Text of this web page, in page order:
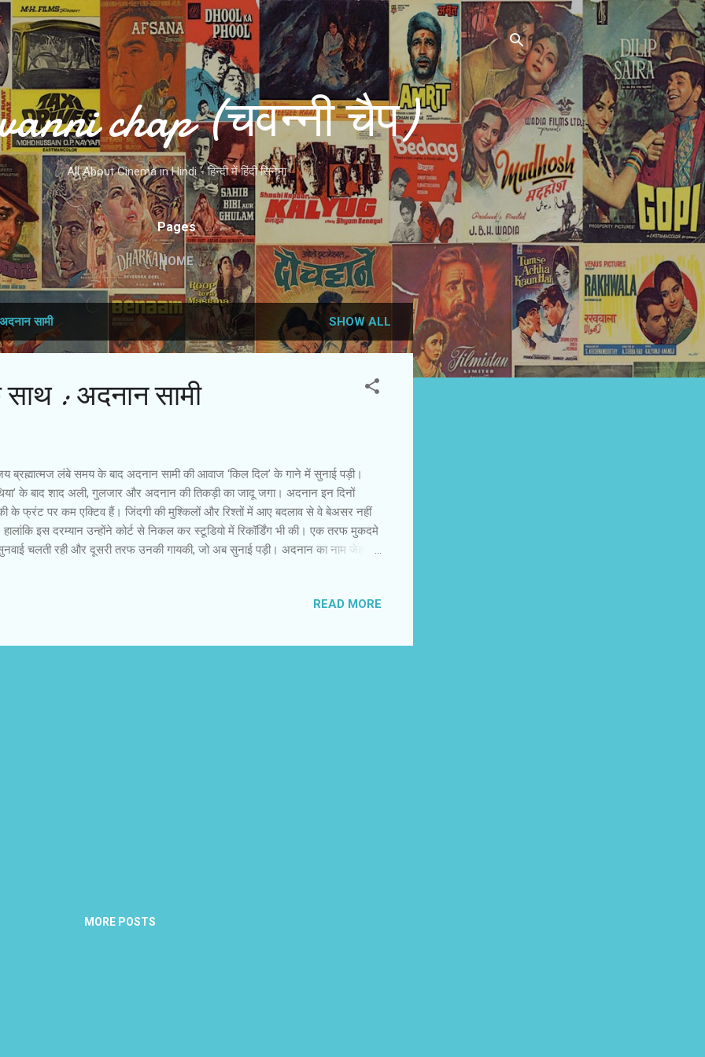
Skip to main content
chap (चवन्नी चैप)
All About Cinema in Hindi - हिन्दी में हिंदी सिनेमा
Pages
HOME
अदनान सामी SHOW ALL
: अदनान सामी
ब्रह्मात्मज लंबे समय के बाद अदनान सामी की आवाज ‘किल दिल’ के गाने में सुनाई पड़ी।
के बाद शाद अली, गुलजार और अदनान की तिकड़ी का जादू जगा। अदनान इन दिनों
के फ्रंट पर कम एक्टिव हैं। जिंदगी की मुश्किलों और रिश्तों में आए बदलाव से वे बेअसर नहीं
इस दरम्यान उन्होंने कोर्ट से निकल कर स्टूडियो में रिकॉर्डिंग भी की। एक तरफ मुकदमे
चलती रही और दूसरी तरफ उनकी गायकी, जो अब सुनाई पड़ी। अदनान का नाम जेहन में
हैं, जिसमें गीत-संगीत और म्यूजिकल इंस्ट्रूमेंट हैं। साथ नए जमाने के नए जमाने के साथ
उन्हें ह्वाट्स ऐप पर धुन भेजता है तो वे उसे सुनकर अपनी गायकी का रियाज कर लेते हैं।
READ MORE
MORE POSTS